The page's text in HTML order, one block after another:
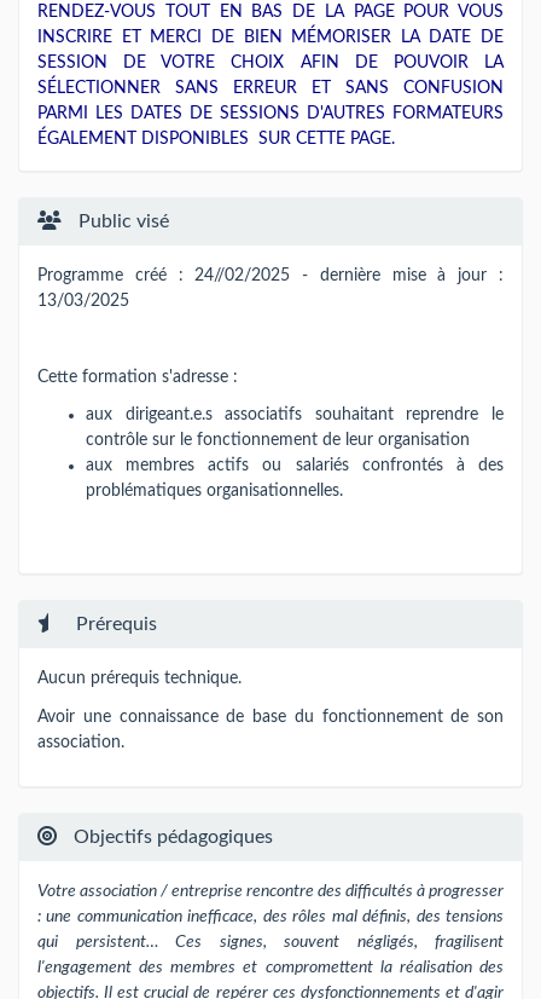
RENDEZ-VOUS TOUT EN BAS DE LA PAGE POUR VOUS
INSCRIRE ET MERCI DE BIEN MÉMORISER LA DATE DE
SESSION DE VOTRE CHOIX AFIN DE POUVOIR LA
SÉLECTIONNER SANS ERREUR ET SANS CONFUSION
PARMI LES DATES DE SESSIONS D'AUTRES FORMATEURS
ÉGALEMENT DISPONIBLES SUR CETTE PAGE.
Public visé
Programme créé : 24//02/2025 - dernière mise à jour :
13/03/2025
Cette formation s'adresse :
aux dirigeant.e.s associatifs souhaitant reprendre le
contrôle sur le fonctionnement de leur organisation
aux membres actifs ou salariés confrontés à des
problématiques organisationnelles.
Prérequis
Aucun prérequis technique.
Avoir une connaissance de base du fonctionnement de son
association.
Objectifs pédagogiques
Votre association / entreprise rencontre des difficultés à progresser
: une communication inefficace, des rôles mal définis, des tensions
qui persistent… Ces signes, souvent négligés, fragilisent
l'engagement des membres et compromettent la réalisation des
objectifs. Il est crucial de repérer ces dysfonctionnements et d'agir